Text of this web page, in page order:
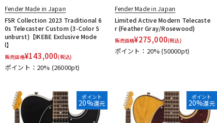
Fender Made in Japan
FSR Collection 2023 Traditional 6
0s Telecaster Custom (3-Color S
unburst)【IKEBE Exclusive Mode
l】
販売価格¥143,000(税込)
ポイント：20% (26000pt)
Fender Made in Japan
Limited Active Modern Telecaste
r (Feather Gray/Rosewood)
販売価格¥275,000(税込)
ポイント：20%(50000pt)
ポイント
20%還元
ポイント
20%還元